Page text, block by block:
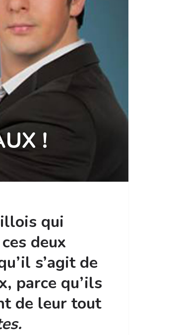
!
qui
deux
s’agit de
parce qu’ils
de leur tout
.